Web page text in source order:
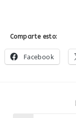
Comparte esto:
Facebook